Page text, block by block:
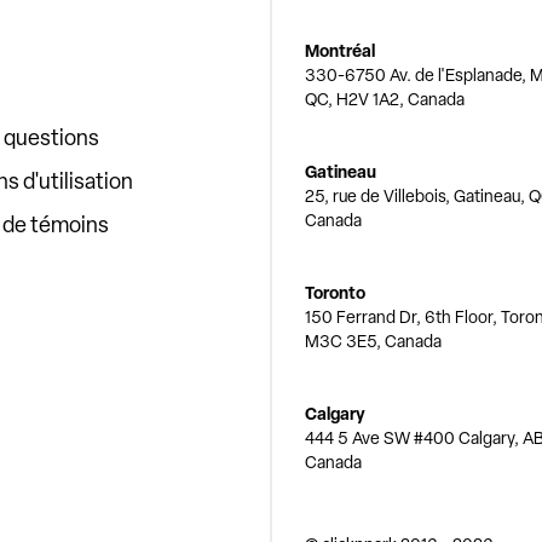
questions
d'utilisation
témoins
Montréal
330-6750 Av. de l'Esplanade,
QC, H2V 1A2, Canada
Gatineau
25, rue de Villebois, Gatineau,
Canada
Toronto
150 Ferrand Dr, 6th Floor,
M3C 3E5, Canada
Calgary
444 5 Ave SW #400 Calgary,
Canada